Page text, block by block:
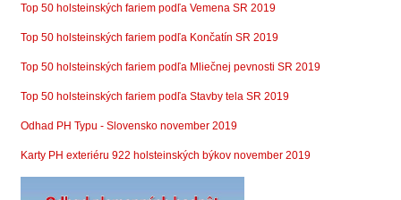
Top 50 holsteinských fariem podľa Vemena SR 2019
Top 50 holsteinských fariem podľa Končatín SR 2019
Top 50 holsteinských fariem podľa Mliečnej pevnosti SR 2019
Top 50 holsteinských fariem podľa Stavby tela SR 2019
Odhad PH Typu - Slovensko november 2019
Karty PH exteriéru 922 holsteinských býkov november 2019